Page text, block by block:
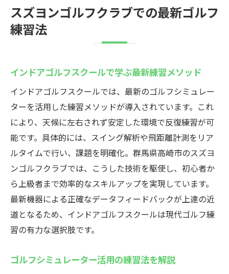
過ごす
家族や友人と楽しめるインドアゴルフスク
ール体験
ルの使い方
自分のライフスタイルに合うインドアゴル
フスクール探し
最新シミュレーターでのゴルフ練習体験
インドアゴルフスクールで味わう最新シミ
ュレーター
高機能シミュレーターのインドアゴルフス
クール活用法
実践的な練習ができるインドアゴルフスク
ールの魅力
リアルなコース体験ができるインドアゴル
スズヨンゴルフクラブでの最新ゴルフ
練習法
インドアゴルフスクールで学ぶ最新練習メソッド
インドアゴルフスクールでは、最新のゴルフシミュレー
ターを活用した練習メソッドが導入されています。これ
により、天候に左右されず安定した環境で反復練習が可
能です。具体的には、スイング解析や飛距離計測をリア
ルタイムで行い、課題を明確化。群馬県高崎市のスズヨ
ンゴルフクラブでは、こうした技術を駆使し、初心者か
ら上級者まで効率的なスキルアップを実現しています。
最新機器による正確なデータフィードバックが上達の近
道となるため、インドアゴルフスクールは現代ゴルフ練
習の有力な選択肢です。
ゴルフシミュレーター活用の練習法を解説